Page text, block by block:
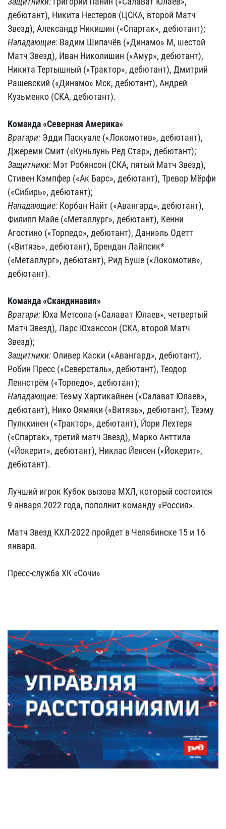
дебютант), Никита Нестеров (ЦСКА, второй Матч
Звезд), Александр Никишин («Спартак», дебютант);
Нападающие: Вадим Шипачёв («Динамо» М, шестой
Матч Звезд), Иван Николишин («Амур», дебютант),
Никита Тертышный («Трактор», дебютант), Дмитрий
Рашевский («Динамо» Мск, дебютант), Андрей
Кузьменко (СКА, дебютант).
Команда «Северная Америка»
Вратари: Эдди Паскуале («Локомотив», дебютант),
Джереми Смит («Куньлунь Ред Стар», дебютант);
Защитники: Мэт Робинсон (СКА, пятый Матч Звезд),
Стивен Кэмпфер («Ак Барс», дебютант), Тревор Мёрфи
(«Сибирь», дебютант);
Нападающие: Корбан Найт («Авангард», дебютант),
Филипп Майе («Металлург», дебютант), Кенни
Агостино («Торпедо», дебютант), Даниэль Одетт
(«Витязь», дебютант), Брендан Лайпсик*
(«Металлург», дебютант), Рид Буше («Локомотив»,
дебютант).
Команда «Скандинавия»
Вратари: Юха Метсола («Салават Юлаев», четвертый
Матч Звезд), Ларс Юханссон (СКА, второй Матч
Звезд);
Защитники: Оливер Каски («Авангард», дебютант),
Робин Пресс («Северсталь», дебютант), Теодор
Леннстрём («Торпедо», дебютант);
Нападающие:Теэму Хартикайнен («Салават Юлаев»,
дебютант), Нико Оямяки («Витязь», дебютант), Теэму
Пулккинен («Трактор», дебютант), Йори Лехтеря
(«Спартак», третий матч Звезд), Марко Анттила
(«Йокерит», дебютант), Никлас Йенсен («Йокерит»,
дебютант).
Лучший игрок Кубок вызова МХЛ, который состоится
9 января 2022 года, пополнит команду «Россия».
Матч Звезд КХЛ-2022 пройдет в Челябинске 15 и 16
января.
Пресс-служба ХК «Сочи»